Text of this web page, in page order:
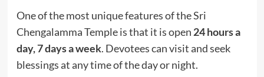
One of the most unique features of the Sri
Chengalamma Temple is that it is open 24 hours a
day, 7 days a week. Devotees can visit and seek
blessings at any time of the day or night.